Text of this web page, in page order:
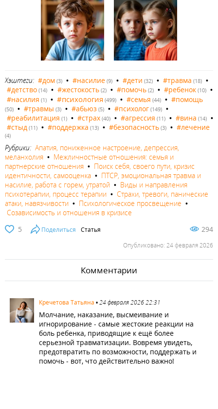
Хэштеги: #дом (3) • #насилие (9) • #дети (32) • #травма (18) •
#детство (14) • #жестокость (2) • #помочь (2) • #ребенок (10) •
#насилия (1) • #психология (499) • #семья (44) • #помощь
(50) • #травмы (3) • #абьюз (5) • #психолог (149) •
#реабилитация (1) • #страх (40) • #агрессия (11) • #вина (14) •
#стыд (11) • #поддержка (13) • #безопасность (3) • #лечение
(4)
Рубрики: Апатия, пониженное настроение, депрессия,
меланхолия • Межличностные отношения: семья и
партнерские отношения • Поиск себя, своего пути, кризис
идентичности, самооценка • ПТСР, эмоциональная травма и
насилие, работа с горем, утратой • Виды и направления
психотерапии, процесс терапии • Страхи, тревоги, панические
атаки, навязчивости • Психологическое просвещение •
Созависимость и отношения в кризисе
5
Поделиться Статья 294
Опубликовано: 24 февраля 2026
Комментарии
1335 Кречетова Татьяна •24 февраля 2026 22:31
Молчание, наказание, высмеивание и
игнорирование - самые жестокие реакции на
боль ребенка, приводящие к ещё более
серьезной травматизации. Вовремя увидеть,
предотвратить по возможности, поддержать и
помочь - вот, что действительно важно!